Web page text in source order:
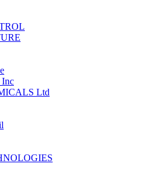
Ltd